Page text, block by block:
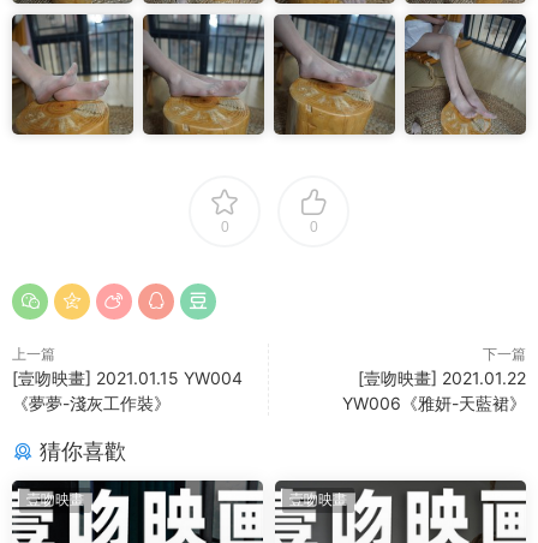
0 0
上一篇
[壹吻映畫] 2021.01.15 YW004
《夢夢-淺灰工作裝》
下一篇
[壹吻映畫] 2021.01.22
YW006《雅妍-天藍裙》
猜你喜歡
壹吻映畫 壹吻映畫